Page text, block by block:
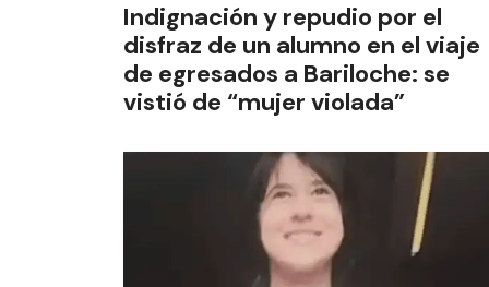
Indignación y repudio por el
disfraz de un alumno en el viaje
de egresados a Bariloche: se
vistió de “mujer violada”